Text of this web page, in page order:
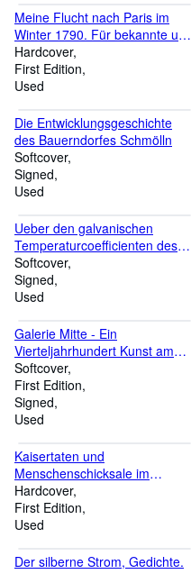
Meine Flucht nach Paris im
Winter 1790. Für bekannte und
unbekannte Freunde
geschrieben. Erstausgabe
Hardcover
First Edition
Used
Die Entwicklungsgeschichte
des Bauerndorfes Schmölln
Softcover
Signed
Used
Ueber den galvanischen
Temperaturcoefficienten des
Stahles, des Stab- und
Gusseisens / Über den Einfluss
der Härte des Stahles auf
Ueber den Einfluss des
Anlassens auf die Haltbarkeit
der Magnete. SIGNIERT!
Softcover
Signed
Used
Galerie Mitte - Ein
Vierteljahrhundert Kunst am
Dresdener Fetscherplatz. Eine
Chronik mit 25 Texten
Softcover
First Edition
Signed
Used
Kaisertaten und
Menschenschicksale im
Spiegel der schönen Rede.
Reden und Briefe des Niketas
Choniates;(= Byzantinische
Hardcover
First Edition
Used
Der silberne Strom, Gedichte.